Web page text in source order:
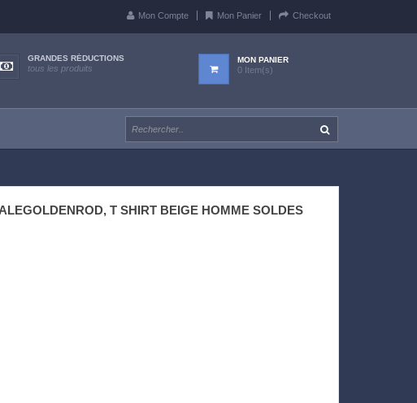
Mon Compte Mon Panier Checkout
GRANDES RÉDUCTIONS
tous les produits
MON PANIER
0 Item(s)
T SHIRT BEIGE HOMME SOLDES